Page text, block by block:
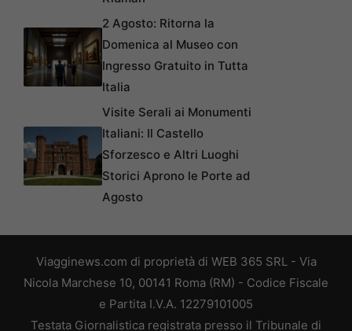
2 Agosto: Ritorna la
Domenica al Museo con
Ingresso Gratuito in Tutta
Italia
Visite Serali ai Monumenti
Italiani: Il Castello
Sforzesco e Altri Luoghi
Storici Aprono le Porte ad
Agosto
Viagginews.com di proprietà di WEB 365 SRL - Via
Nicola Marchese 10, 00141 Roma (RM) - Codice Fiscale
e Partita I.V.A. 12279101005
Testata Giornalistica registrata presso il Tribunale di